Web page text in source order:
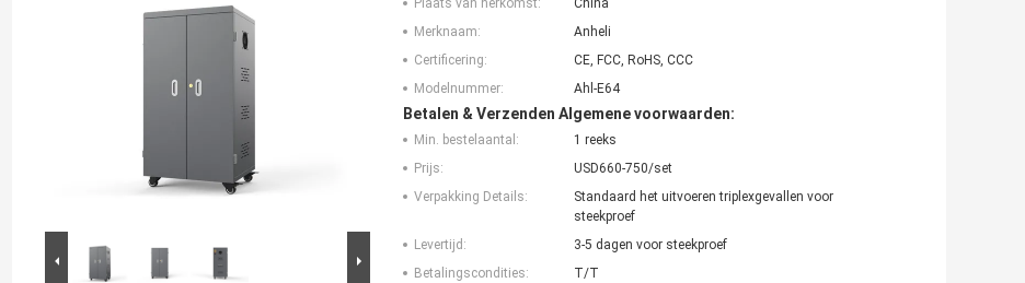
Plaats van herkomst:
China
Merknaam:
Anheli
Certificering:
CE, FCC, RoHS, CCC
Modelnummer:
Ahl-E64
Betalen & Verzenden Algemene voorwaarden:
Min. bestelaantal:
1 reeks
Prijs:
USD660-750/set
Verpakking Details:
Standaard het uitvoeren triplexgevallen voor
steekproef
Levertijd:
3-5 dagen voor steekproef
Betalingscondities:
T/T